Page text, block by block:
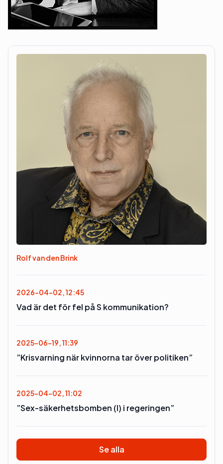
Rolf van den Brink
2026-04-02, 12:45
Vad är det för fel på S kommunikation?
2025-06-19, 11:39
”Krisvarning när kvinnorna tar över politiken”
2025-04-02, 11:02
”Sex-säkerhetsbomben (l) i regeringen”
Se alla